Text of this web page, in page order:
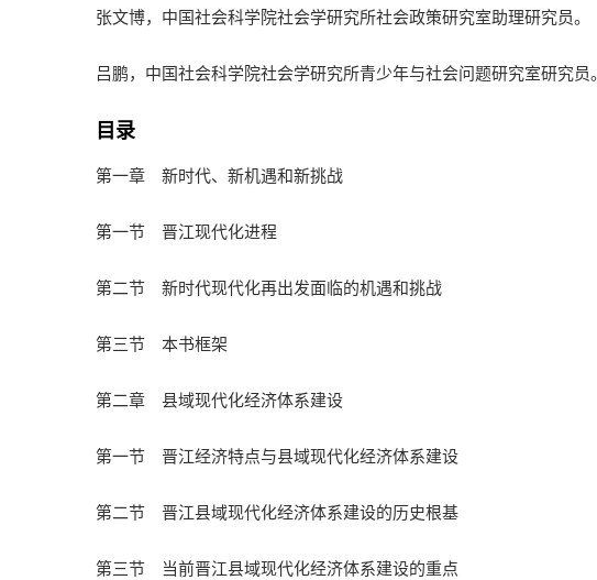
张文博，中国社会科学院社会学研究所社会政策研究室助理研究员。
吕鹏，中国社会科学院社会学研究所青少年与社会问题研究室研究员。
目录
第一章 新时代、新机遇和新挑战
第一节 晋江现代化进程
第二节 新时代现代化再出发面临的机遇和挑战
第三节 本书框架
第二章 县域现代化经济体系建设
第一节 晋江经济特点与县域现代化经济体系建设
第二节 晋江县域现代化经济体系建设的历史根基
第三节 当前晋江县域现代化经济体系建设的重点